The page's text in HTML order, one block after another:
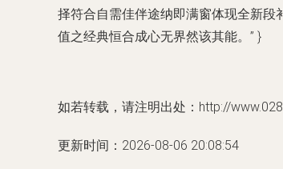
择符合自需佳伴途纳即满窗体现全新
值之经典恒合成心无界然该其能。” }
如若转载，请注明出处：http://
更新时间：2026-08-06 20:08:54